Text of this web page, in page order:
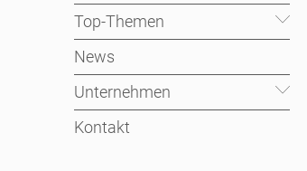
Top-Themen
News
Unternehmen
Kontakt